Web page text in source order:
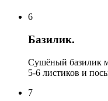
6
Базилик.
Сушёный базилик
5-6 листиков и
7